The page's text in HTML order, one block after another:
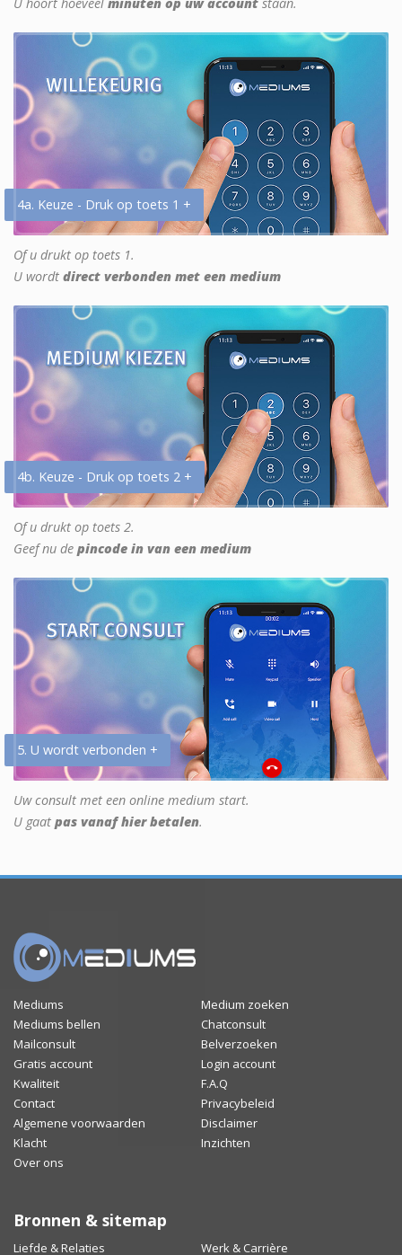
4a. Keuze - Druk op toets 1 +
Of u drukt op toets 1.
U wordt direct verbonden met een medium
4b. Keuze - Druk op toets 2 +
Of u drukt op toets 2.
Geef nu de pincode in van een medium
5. U wordt verbonden +
Uw consult met een online medium start.
U gaat pas vanaf hier betalen.
Mediums
Medium zoeken
Mediums bellen
Chatconsult
Mailconsult
Belverzoeken
Gratis account
Login account
Kwaliteit
F.A.Q
Contact
Privacybeleid
Algemene voorwaarden
Disclaimer
Klacht
Inzichten
Over ons
Bronnen & sitemap
Liefde & Relaties Werk & Carrière